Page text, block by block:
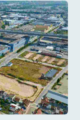
Vilvoorde: